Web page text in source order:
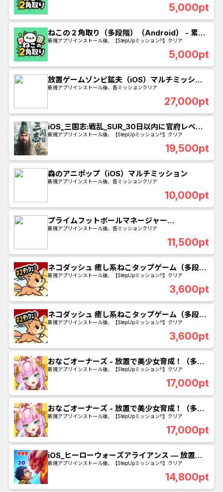
5,000pt
ねこの２角取り（多段階）（Android） - 累計
4000ポイント獲得
新規アプリインストール後、【StepUpミッション!!】クリア
5,000pt
放置ゲームゾンビ鉱夫（iOS）マルチミッショ
ン
新規アプリインストール後、各ミッションクリア
27,000pt
iOS_三国志:戦乱_SUR_30日以内に官府レベル
20到達
新規アプリインストール後、【StepUpミッション!!】クリア
19,500pt
森のアニポップ（iOS）マルチミッション
新規アプリインストール後、各ミッションクリア
10,000pt
プライムフットボールマネージャー
（Android）マルチミッション
新規アプリインストール後、各ミッションクリア
11,500pt
ネコダッシュ 癒し系ねこタップゲーム（多段
階）（Android） - 累計500ゴールコイン獲得
新規アプリインストール後、【StepUpミッション!!】クリア
3,600pt
ネコダッシュ 癒し系ねこタップゲーム（多段
階）（iOS） - 累計500ゴールコイン獲得
新規アプリインストール後、【StepUpミッション!!】クリア
3,600pt
おなごオーナーズ - 放置で美少女育成！（多段
階）（iOS） - ネルネージュのレベル「400」
新規アプリインストール後、【StepUpミッション!!】クリア
17,000pt
おなごオーナーズ - 放置で美少女育成！（多段
階）（Android） - ネルネージュのレベル
新規アプリインストール後、【StepUpミッション!!】クリア
17,000pt
iOS_ヒーローウォーズアライアンス — 放置系
ロールプレイング_SUR_60日以内にチームレベ
新規アプリインストール後、【StepUpミッション!!】クリア
14,800pt